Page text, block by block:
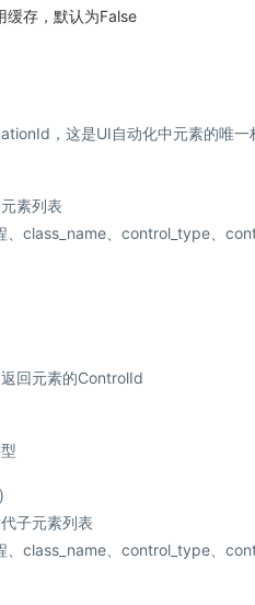
缓存，默认为False
，这是UI自动化中元素的唯一
素列表
、class_name、control_type、
回元素的ControlId
子元素列表
、class_name、control_type、